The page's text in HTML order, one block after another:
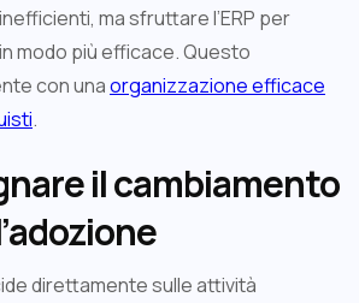
ma sfruttare l’ERP per
modo più efficace. Questo
con unaorganizzazione efficace
.
il cambiamento
direttamente sulle attività